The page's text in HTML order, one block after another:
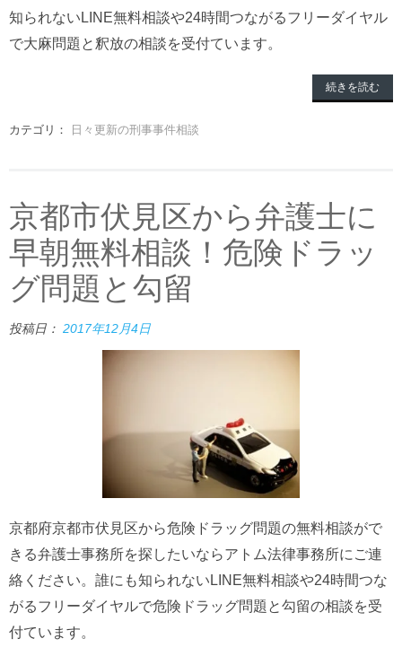
知られないLINE無料相談や24時間つながるフリーダイヤル
で大麻問題と釈放の相談を受付ています。
続きを読む
カテゴリ： 日々更新の刑事事件相談
京都市伏見区から弁護士に
早朝無料相談！危険ドラッ
グ問題と勾留
投稿日： 2017年12月4日
京都府京都市伏見区から危険ドラッグ問題の無料相談がで
きる弁護士事務所を探したいならアトム法律事務所にご連
絡ください。誰にも知られないLINE無料相談や24時間つな
がるフリーダイヤルで危険ドラッグ問題と勾留の相談を受
付ています。